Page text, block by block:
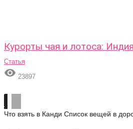
Курорты чая и лотоса:
Статья
 23897
Что взять в Канди Список вещей в